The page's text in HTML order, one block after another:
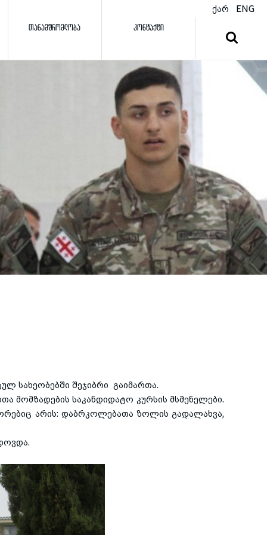
ქარ ENG
ᲗᲐᲜᲐᲛᲨᲠᲝᲛᲚᲝᲑᲐ ᲙᲝᲜᲢᲐᲥᲢᲘ
სახეობებში შეჯიბრი გაიმართა.
მომზადების საკანდიდატო კურსის მსმენელები.
არის: დაბრკოლებათა ზოლის გადალახვა,